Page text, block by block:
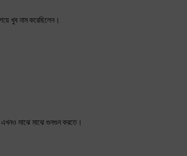
খুব নাম করেছিলেন।
এখনও মাঝে মাঝে গুনগুন করতে।